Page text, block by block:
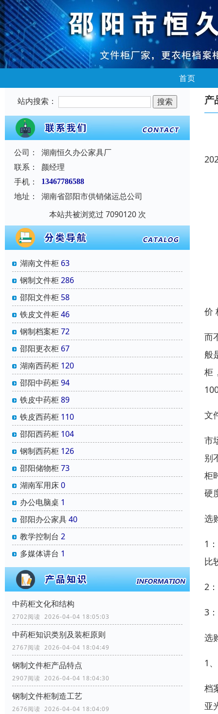
首页
站内搜索：
公司：
湖南恒久办公家具厂
联系：
颜经理
手机：
13467786588
地址：
湖南省邵阳市供销储运总公司
本站共被浏览过 7090120 次
湖南文件柜 63
钢制文件柜286
邵阳文件柜 58
铁皮文件柜46
钢制档案柜72
邵阳更衣柜 67
湖南西药柜 120
邵阳中药柜94
铁皮中药柜89
铁皮西药柜 110
邵阳西药柜 104
钢制西药柜 126
邵阳储物柜73
湖南军用床0
办公电脑桌 1
邵阳办公家具40
教学控制台 2
多媒体讲台 1
中药柜文化和结构
2702阅读 2026-04-04 18:05:03
中药柜知识类别及装柜原则
2767阅读 2026-04-04 18:04:49
钢制文件柜产品特点
2907阅读 2026-04-04 18:04:30
钢制文件柜制造工艺
2676阅读 2026-04-04 18:04:09
产
价
而
般
柜
文
市
别
柜
硬
选
1
比
2
3
选
1
档
亚